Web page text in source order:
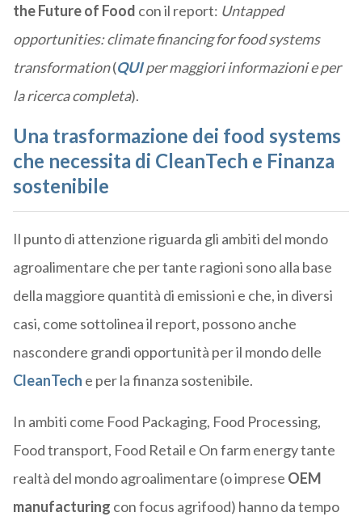
the Future of Food con il report: Untapped
opportunities: climate financing for food systems
transformation(QUIper maggiori informazioni e per
la ricerca completa).
Una trasformazione dei food systems
che necessita di CleanTech e Finanza
sostenibile
Il punto di attenzione riguarda gli ambiti del mondo
agroalimentare che per tante ragioni sono alla base
della maggiore quantità di emissioni e che, in diversi
casi, come sottolinea il report, possono anche
nascondere grandi opportunità per il mondo delle
CleanTech e per la finanza sostenibile.
In ambiti come Food Packaging, Food Processing,
Food transport, Food Retail e On farm energy tante
realtà del mondo agroalimentare (o imprese OEM
manufacturing con focus agrifood) hanno da tempo